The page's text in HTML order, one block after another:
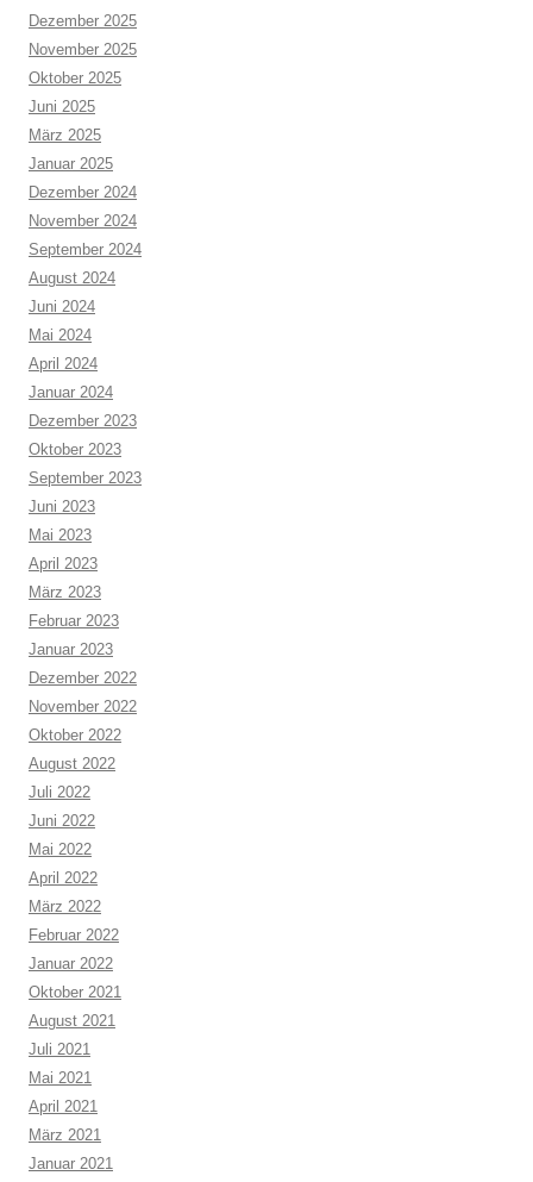
Dezember 2025
November 2025
Oktober 2025
Juni 2025
März 2025
Januar 2025
Dezember 2024
November 2024
September 2024
August 2024
Juni 2024
Mai 2024
April 2024
Januar 2024
Dezember 2023
Oktober 2023
September 2023
Juni 2023
Mai 2023
April 2023
März 2023
Februar 2023
Januar 2023
Dezember 2022
November 2022
Oktober 2022
August 2022
Juli 2022
Juni 2022
Mai 2022
April 2022
März 2022
Februar 2022
Januar 2022
Oktober 2021
August 2021
Juli 2021
Mai 2021
April 2021
März 2021
Januar 2021